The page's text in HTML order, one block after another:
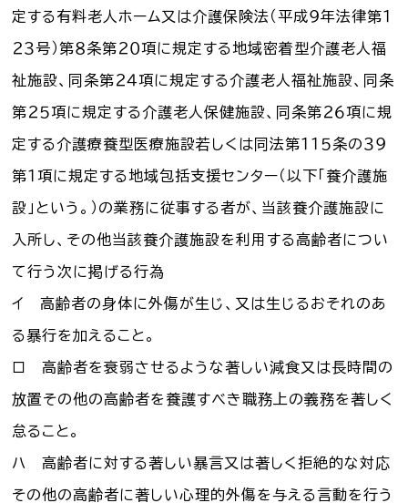
定する有料老人ホーム又は介護保険法（平成９年法律第１
２３号）第８条第２０項に規定する地域密着型介護老人福
祉施設、同条第２４項に規定する介護老人福祉施設、同条
第２５項に規定する介護老人保健施設、同条第２６項に規
定する介護療養型医療施設若しくは同法第１１５条の３９
第１項に規定する地域包括支援センター（以下「養介護施
設」という。）の業務に従事する者が、当該養介護施設に
入所し、その他当該養介護施設を利用する高齢者につい
て行う次に掲げる行為
イ 高齢者の身体に外傷が生じ、又は生じるおそれのあ
る暴行を加えること。
ロ 高齢者を衰弱させるような著しい減食又は長時間の
放置その他の高齢者を養護すべき職務上の義務を著しく
怠ること。
ハ 高齢者に対する著しい暴言又は著しく拒絶的な対応
その他の高齢者に著しい心理的外傷を与える言動を行う